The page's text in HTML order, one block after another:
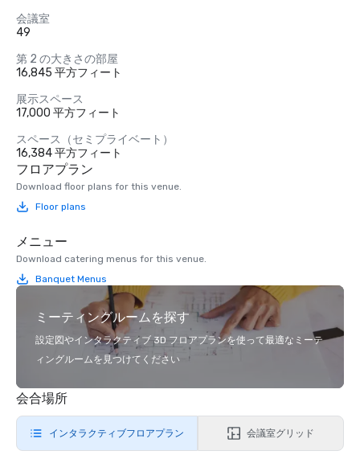
会議室
49
第 2 の大きさの部屋
16,845 平方フィート
展示スペース
17,000 平方フィート
スペース（セミプライベート）
16,384 平方フィート
フロアプラン
Download floor plans for this venue.
Floor plans
メニュー
Download catering menus for this venue.
Banquet Menus
ミーティングルームを探す
設定図やインタラクティブ 3D フロアプランを使って最適なミーテ
ィングルームを見つけてください
会合場所
インタラクティブフロアプラン 会議室グリッド